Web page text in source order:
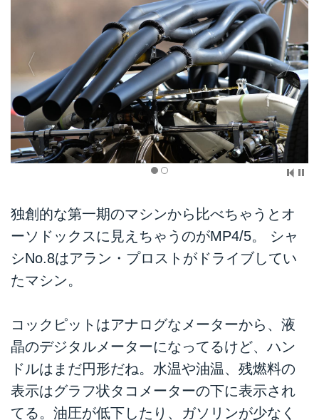
独創的な第一期のマシンから比べちゃうとオ
ーソドックスに見えちゃうのがMP4/5。 シャ
シNo.8はアラン・プロストがドライブしてい
たマシン。
コックピットはアナログなメーターから、液
晶のデジタルメーターになってるけど、ハン
ドルはまだ円形だね。水温や油温、残燃料の
表示はグラフ状タコメーターの下に表示され
てる。油圧が低下したり、ガソリンが少なく